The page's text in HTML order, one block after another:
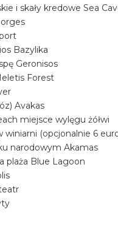
i skały kredowe Sea
Bazylika
Geronisos
Forest
Avakas
miejsce wylęgu żółwi
winiarni (opcjonalnie 6
narodowym Akamas
plaża Blue Lagoon